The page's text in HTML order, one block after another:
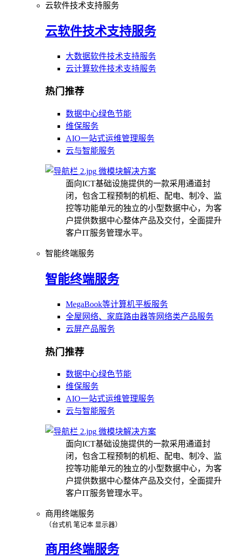
云软件技术支持服务
云软件技术支持服务
大数据软件技术支持服务
云计算软件技术支持服务
热门推荐
数据中心绿色节能
维保服务
AIO一站式运维管理服务
云与智能服务
微模块解决方案
面向ICT基础设施提供的一款采用通道封
闭，包含工程预制的机柜、配电、制冷、监
控等功能单元的独立的小型数据中心，为客
户提供数据中心整体产品及交付，全面提升
客户IT服务管理水平。
智能终端服务
智能终端服务
MegaBook等计算机平板服务
全屋网络、家庭路由器等网络类产品服务
云屏产品服务
热门推荐
数据中心绿色节能
维保服务
AIO一站式运维管理服务
云与智能服务
微模块解决方案
面向ICT基础设施提供的一款采用通道封
闭，包含工程预制的机柜、配电、制冷、监
控等功能单元的独立的小型数据中心，为客
户提供数据中心整体产品及交付，全面提升
客户IT服务管理水平。
商用终端服务
（台式机 笔记本 显示器）
商用终端服务